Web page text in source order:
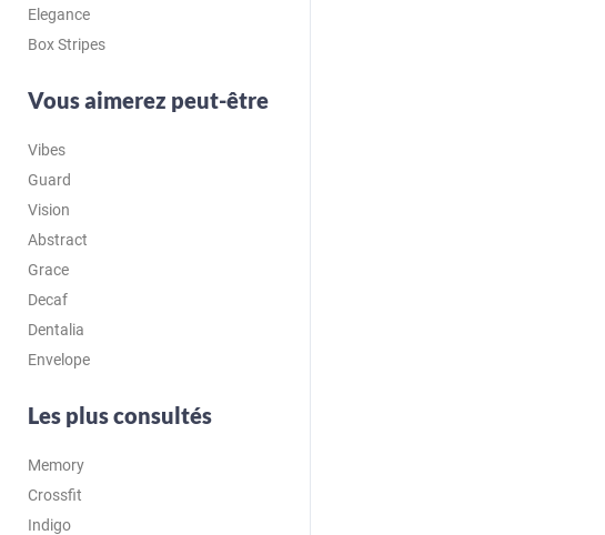
Elegance
Box Stripes
Vous aimerez peut-être
Vibes
Guard
Vision
Abstract
Grace
Decaf
Dentalia
Envelope
Les plus consultés
Memory
Crossfit
Indigo